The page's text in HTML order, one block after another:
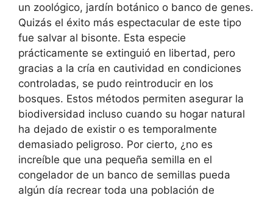
un zoológico, jardín botánico o banco de genes.
Quizás el éxito más espectacular de este tipo
fue salvar al bisonte. Esta especie
prácticamente se extinguió en libertad, pero
gracias a la cría en cautividad en condiciones
controladas, se pudo reintroducir en los
bosques. Estos métodos permiten asegurar la
biodiversidad incluso cuando su hogar natural
ha dejado de existir o es temporalmente
demasiado peligroso. Por cierto, ¿no es
increíble que una pequeña semilla en el
congelador de un banco de semillas pueda
algún día recrear toda una población de